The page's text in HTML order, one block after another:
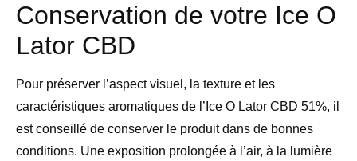
Conservation de votre Ice O
Lator CBD
Pour préserver l’aspect visuel, la texture et les
caractéristiques aromatiques de l’Ice O Lator CBD 51%, il
est conseillé de conserver le produit dans de bonnes
conditions. Une exposition prolongée à l’air, à la lumière